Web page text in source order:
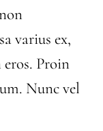
varius ex,
Proin
Nunc vel